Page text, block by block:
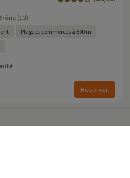
(13)
Plage et commerces à 800 m
Réserver